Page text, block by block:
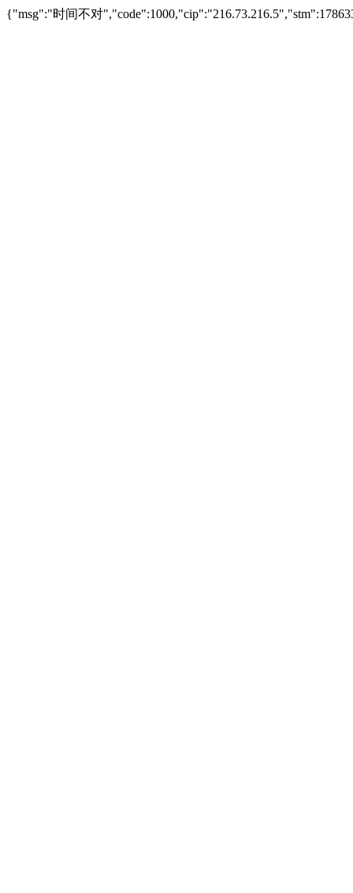
{"msg":"时间不对